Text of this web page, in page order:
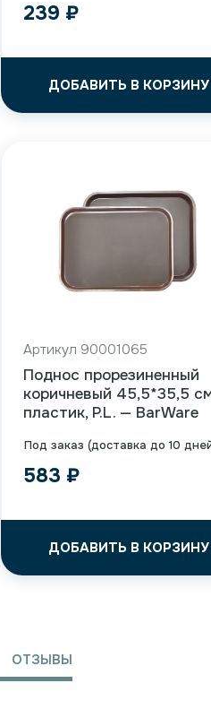
239 ₽
ДОБАВИТЬ В КОРЗИНУ
Под заказ (доставка до 10
Артикул 90001065
Поднос прорезиненный
коричневый 45,5*35,5
пластик, P.L. — BarWare
583 ₽
ДОБАВИТЬ В КОРЗИНУ
ОТЗЫВЫ